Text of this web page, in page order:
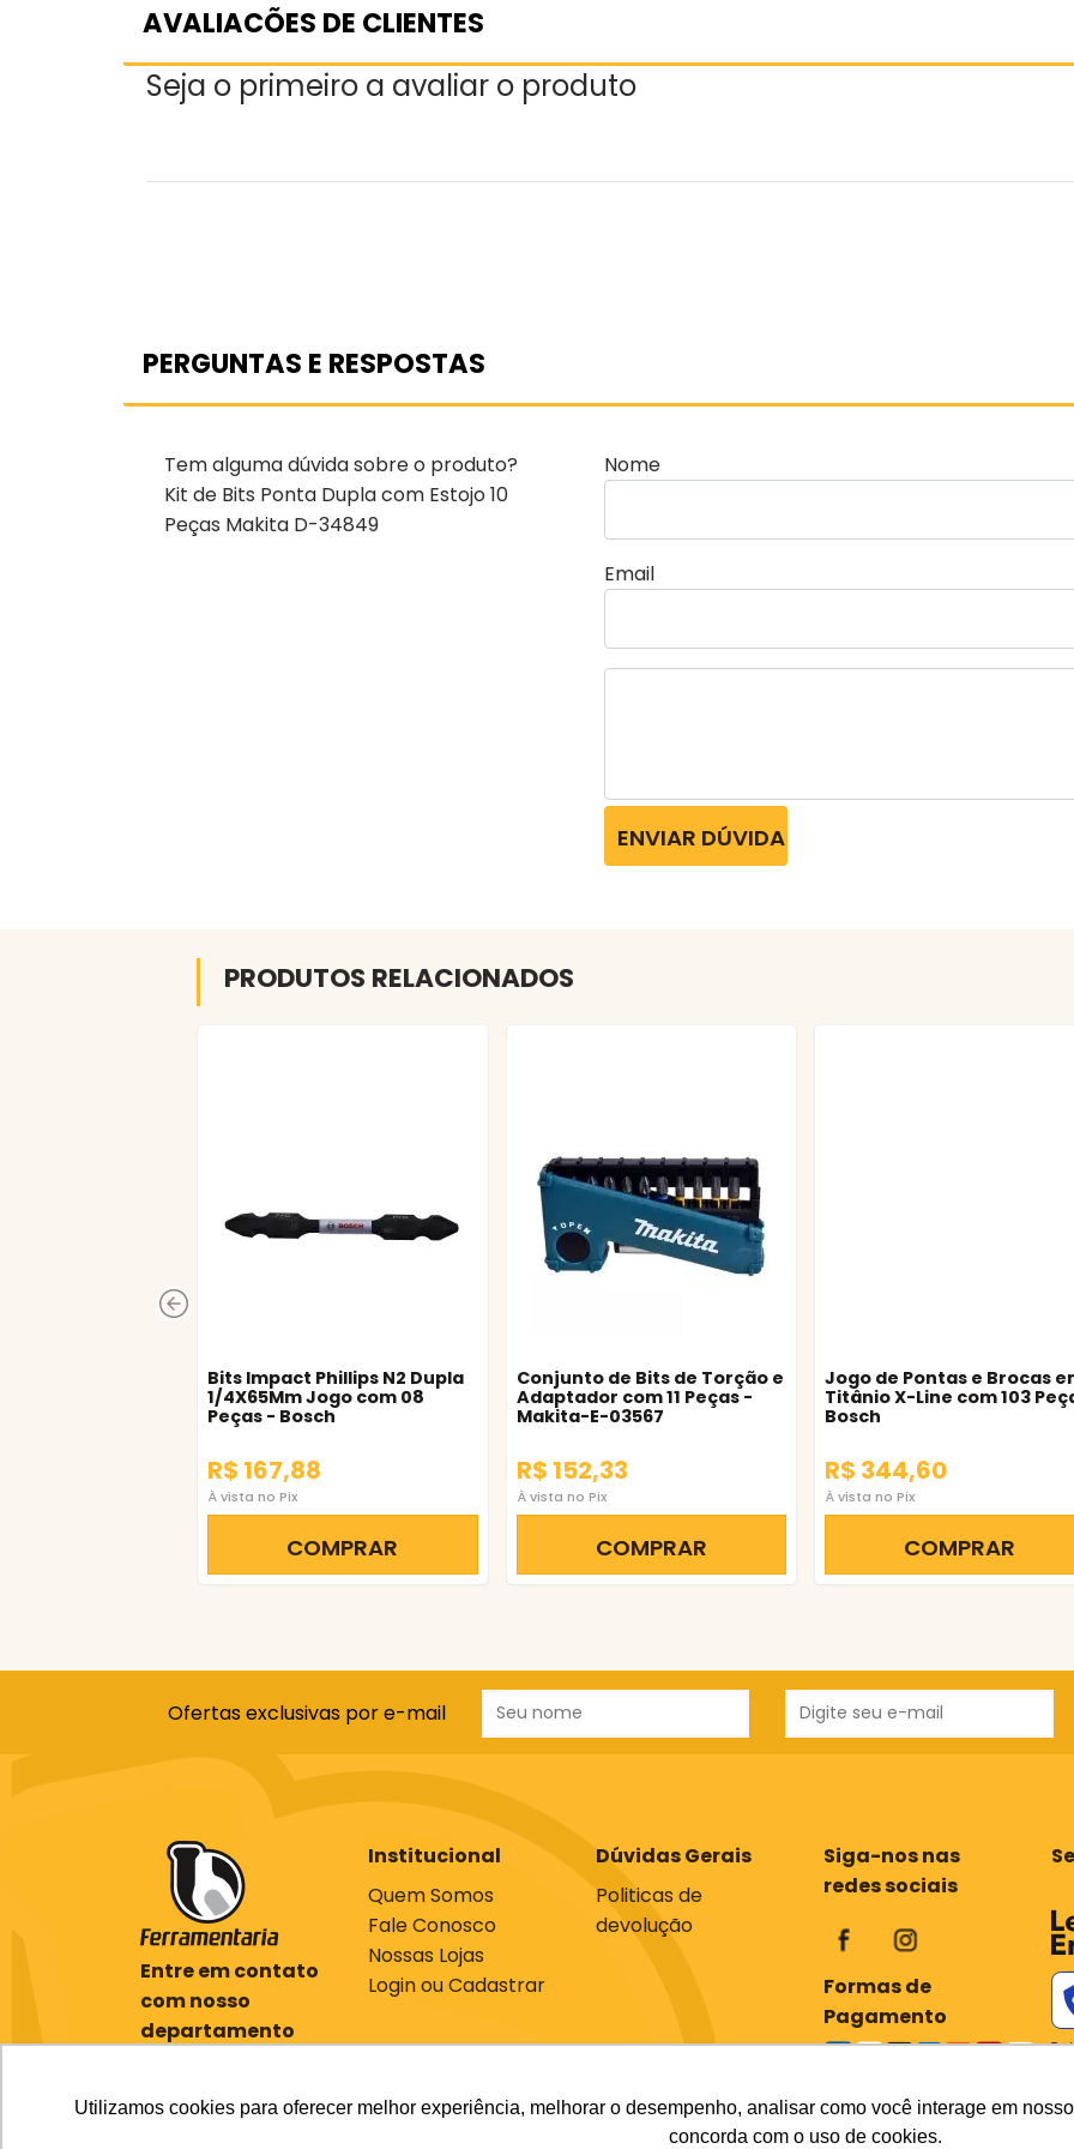
Utilizamos cookies para oferecer melhor experiência, melhorar o desempenho, analisar como você interage em
concorda com o uso de cookies.
AVALIACÕES DE CLIENTES
Seja o primeiro a avaliar o produto
PERGUNTAS E RESPOSTAS
Tem alguma dúvida sobre o produto?
Kit de Bits Ponta Dupla com Estojo 10
Peças Makita D-34849
Nome
Email
ENVIAR DÚVIDA
PRODUTOS RELACIONADOS
Bits Impact Phillips N2 Dupla
1/4X65Mm Jogo com 08
Peças - Bosch
R$ 167,88
À vista no Pix
COMPRAR
Conjunto de Bits de Torção e
Adaptador com 11 Peças -
Makita-E-03567
R$ 152,33
À vista no Pix
COMPRAR
Jogo de Pontas e Brocas
Titânio X-Line com 103
Bosch
R$ 344,60
À vista no Pix
COMPRAR
Ofertas exclusivas por e-mail
Entre em contato
com nosso
departamento
(61) 3701-7000
Institucional
Quem Somos
Fale Conosco
Nossas Lojas
Login ou Cadastrar
Dúvidas Gerais
Politicas de
devolução
Siga-nos nas
redes sociais
Formas de
Pagamento